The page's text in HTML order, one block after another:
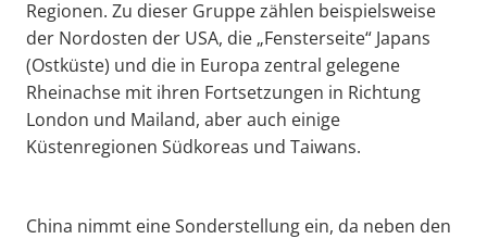
Regionen. Zu dieser Gruppe zählen beispielsweise
der Nordosten der USA, die „Fensterseite“ Japans
(Ostküste) und die in Europa zentral gelegene
Rheinachse mit ihren Fortsetzungen in Richtung
London und Mailand, aber auch einige
Küstenregionen Südkoreas und Taiwans.
China nimmt eine Sonderstellung ein, da neben den